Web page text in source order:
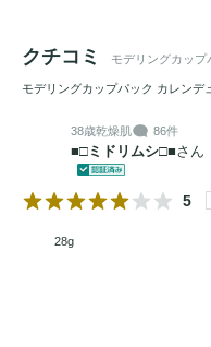
クチコミ モデリングカップ
モデリングカップパック カレンデ
38歳乾燥肌 86件
■□ミドリムシ□■さん
5
28g